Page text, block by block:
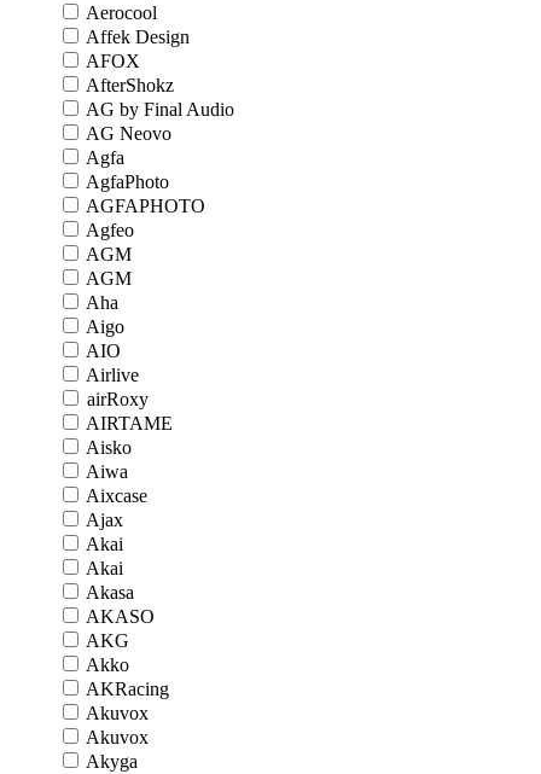
Aerocool
Affek Design
AFOX
AfterShokz
AG by Final Audio
AG Neovo
Agfa
AgfaPhoto
AGFAPHOTO
Agfeo
AGM
AGM
Aha
Aigo
AIO
Airlive
airRoxy
AIRTAME
Aisko
Aiwa
Aixcase
Ajax
Akai
Akai
Akasa
AKASO
AKG
Akko
AKRacing
Akuvox
Akuvox
Akyga